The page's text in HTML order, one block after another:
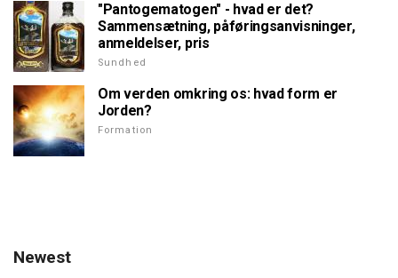
"Pantogematogen" - hvad er det?
Sammensætning, påføringsanvisninger,
anmeldelser, pris
Sundhed
Om verden omkring os: hvad form er
Jorden?
Formation
Newest